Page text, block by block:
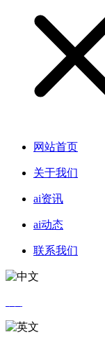
网站首页
关于我们
ai资讯
ai动态
联系我们